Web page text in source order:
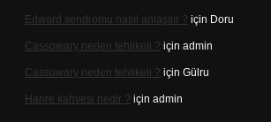
Edward sendromu nasıl anlaşılır ? için Doru
Cassowary neden tehlikeli ? için admin
Cassowary neden tehlikeli ? için Gülru
Harire kahvesi nedir ? için admin